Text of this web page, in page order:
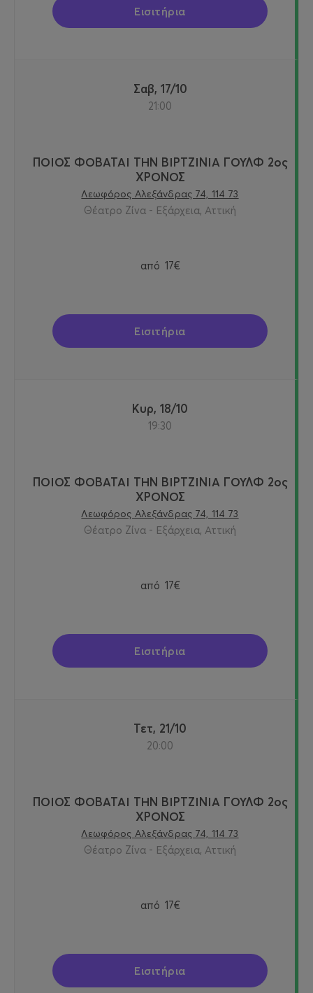
Εισιτήρια
Σαβ, 17/10
21:00
ΠΟΙΟΣ ΦΟΒΑΤΑΙ ΤΗΝ ΒΙΡΤΖΙΝΙΑ ΓΟΥΛΦ 2ος
ΧΡΟΝΟΣ
Λεωφόρος Αλεξάνδρας 74, 114 73
Θέατρο Ζίνα - Εξάρχεια, Αττική
από 17€
Εισιτήρια
Κυρ, 18/10
19:30
ΠΟΙΟΣ ΦΟΒΑΤΑΙ ΤΗΝ ΒΙΡΤΖΙΝΙΑ ΓΟΥΛΦ 2ος
ΧΡΟΝΟΣ
Λεωφόρος Αλεξάνδρας 74, 114 73
Θέατρο Ζίνα - Εξάρχεια, Αττική
από 17€
Εισιτήρια
Τετ, 21/10
20:00
ΠΟΙΟΣ ΦΟΒΑΤΑΙ ΤΗΝ ΒΙΡΤΖΙΝΙΑ ΓΟΥΛΦ 2ος
ΧΡΟΝΟΣ
Λεωφόρος Αλεξάνδρας 74, 114 73
Θέατρο Ζίνα - Εξάρχεια, Αττική
από 17€
Εισιτήρια